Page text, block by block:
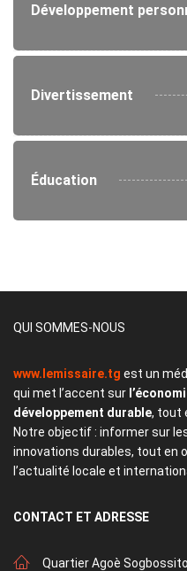
Développement
Divertissement
Éducation
QUI SOMMES-NOUS
www.lemissaire.tg est un
qui met l’accent sur
développement durable, tout
Notre objectif : informer sur
innovations durables, tout en
l’actualité locale et
CONTACT ET ADRESSE
Quartier Agoè